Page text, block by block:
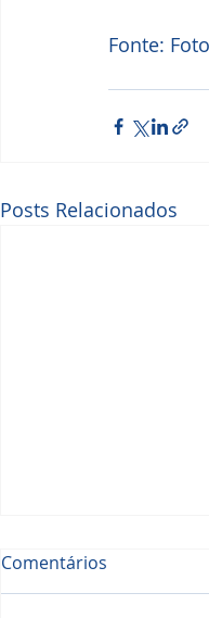
Fonte:
Posts Relacionados
Comentários